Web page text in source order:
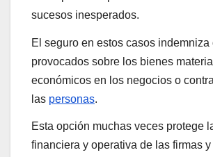
sucesos inesperados.
El seguro en estos casos
provocados sobre los bienes
económicos en los negocios o contra
las personas.
Esta opción muchas veces protege
financiera y operativa de las firmas